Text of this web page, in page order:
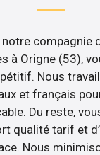
compagnie
à Origne (53),
Nous
et français
Du reste,
qualité tarif et
Nous